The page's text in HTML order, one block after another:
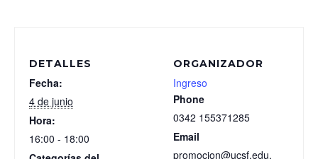
DETALLES
Fecha:
4 de junio
Hora:
16:00 - 18:00
ORGANIZADOR
Ingreso
Phone
0342 155371285
Email
promocion@ucsf.edu.